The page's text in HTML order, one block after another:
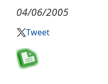
04/06/2005
Tweet